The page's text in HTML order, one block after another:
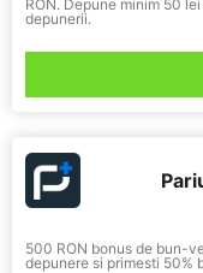
RON. Depune minim 50
depunerii.
500 RON bonus de bun-
depunere si primesti 50%